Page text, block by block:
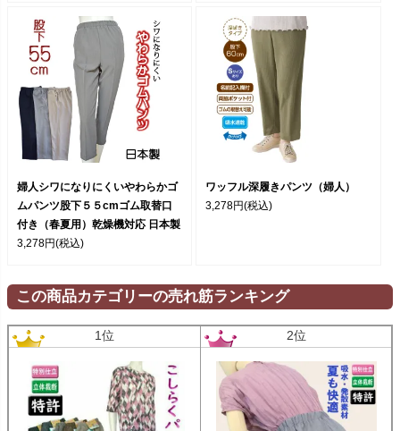
婦人シワになりにくいやわらかゴ
ムパンツ股下５５cmゴム取替口
付き（春夏用）乾燥機対応 日本製
3,278円(税込)
ワッフル深履きパンツ（婦人）
3,278円(税込)
この商品カテゴリーの売れ筋ランキング
1位 2位